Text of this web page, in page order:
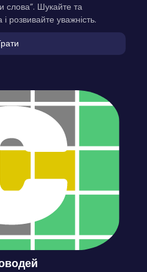
слова”. Шукайте та
розвивайте уважність.